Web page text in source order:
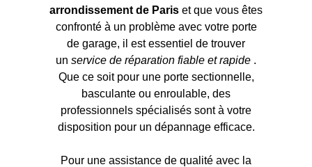
arrondissement de Paris et que vous êtes
confronté à un problème avec votre porte
de garage, il est essentiel de trouver
un service de réparation fiable et rapide .
Que ce soit pour une porte sectionnelle,
basculante ou enroulable, des
professionnels spécialisés sont à votre
disposition pour un dépannage efficace.
Pour une assistance de qualité avec la